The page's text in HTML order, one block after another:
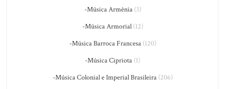
-Música Armênia(3)
-Música Armorial(12)
-Música Barroca Francesa(120)
-Música Cipriota (1)
-Música Colonial e Imperial Brasileira(206)